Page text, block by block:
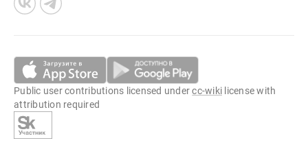
Public user contributions licensed undercc-wiki license with
attribution required